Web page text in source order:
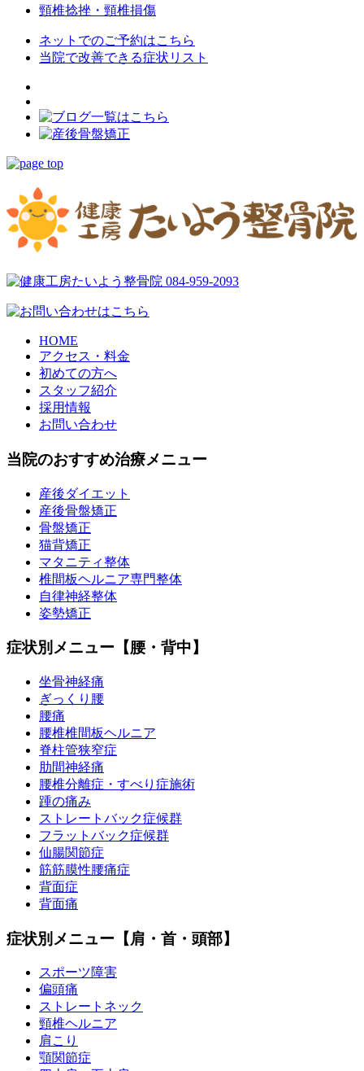
頸椎捻挫・頸椎損傷
ネットでのご予約はこちら
当院で改善できる症状リスト
HOME
アクセス・料金
初めての方へ
スタッフ紹介
採用情報
お問い合わせ
当院のおすすめ治療メニュー
産後ダイエット
産後骨盤矯正
骨盤矯正
猫背矯正
マタニティ整体
椎間板ヘルニア専門整体
自律神経整体
姿勢矯正
症状別メニュー【腰・背中】
坐骨神経痛
ぎっくり腰
腰痛
腰椎椎間板ヘルニア
脊柱管狭窄症
肋間神経痛
腰椎分離症・すべり症施術
踵の痛み
ストレートバック症候群
フラットバック症候群
仙腸関節症
筋筋膜性腰痛症
背面症
背面痛
症状別メニュー【肩・首・頭部】
スポーツ障害
偏頭痛
ストレートネック
頸椎ヘルニア
肩こり
顎関節症